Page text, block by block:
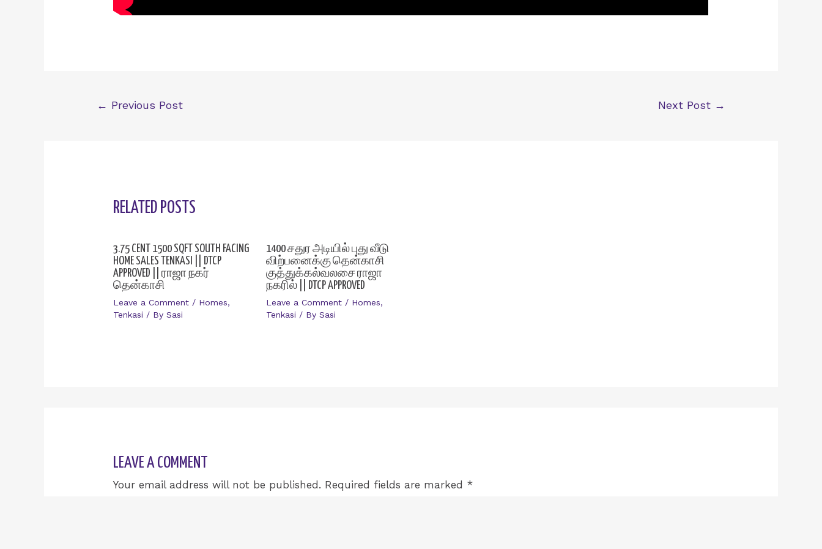
← Previous Post Next Post →
RELATED POSTS
3.75 CENT 1500 SQFT SOUTH FACING
HOME SALES TENKASI || DTCP
APPROVED || ராஜா நகர்
தென்காசி
Leave a Comment / Homes,
Tenkasi / BySasi
1400 சதுர அடியில் புது வீடு
விற்பனைக்கு தென்காசி
குத்துக்கல்வலசை ராஜா
நகரில் || DTCP APPROVED
Leave a Comment / Homes,
Tenkasi / By Sasi
LEAVE A COMMENT
Your email address will not be published. Required fields are marked *